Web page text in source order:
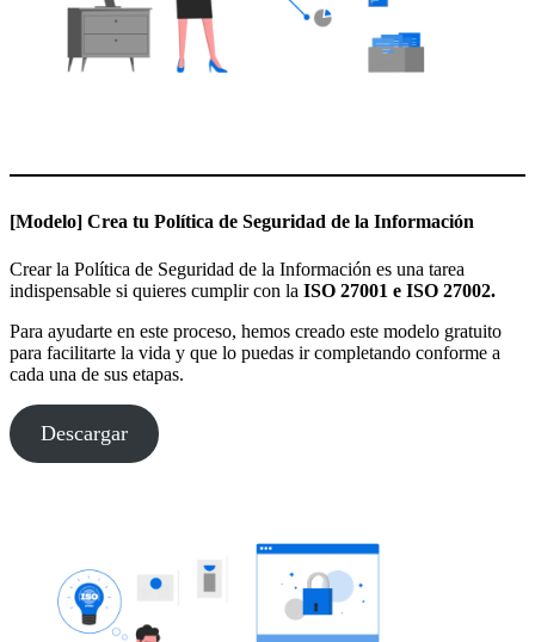
[Modelo] Crea tu Política de Seguridad de la Información
Crear la Política de Seguridad de la Información es una tarea
indispensable si quieres cumplir con la ISO 27001 e ISO 27002.
Para ayudarte en este proceso, hemos creado este modelo gratuito
para facilitarte la vida y que lo puedas ir completando conforme a
cada una de sus etapas.
Descargar